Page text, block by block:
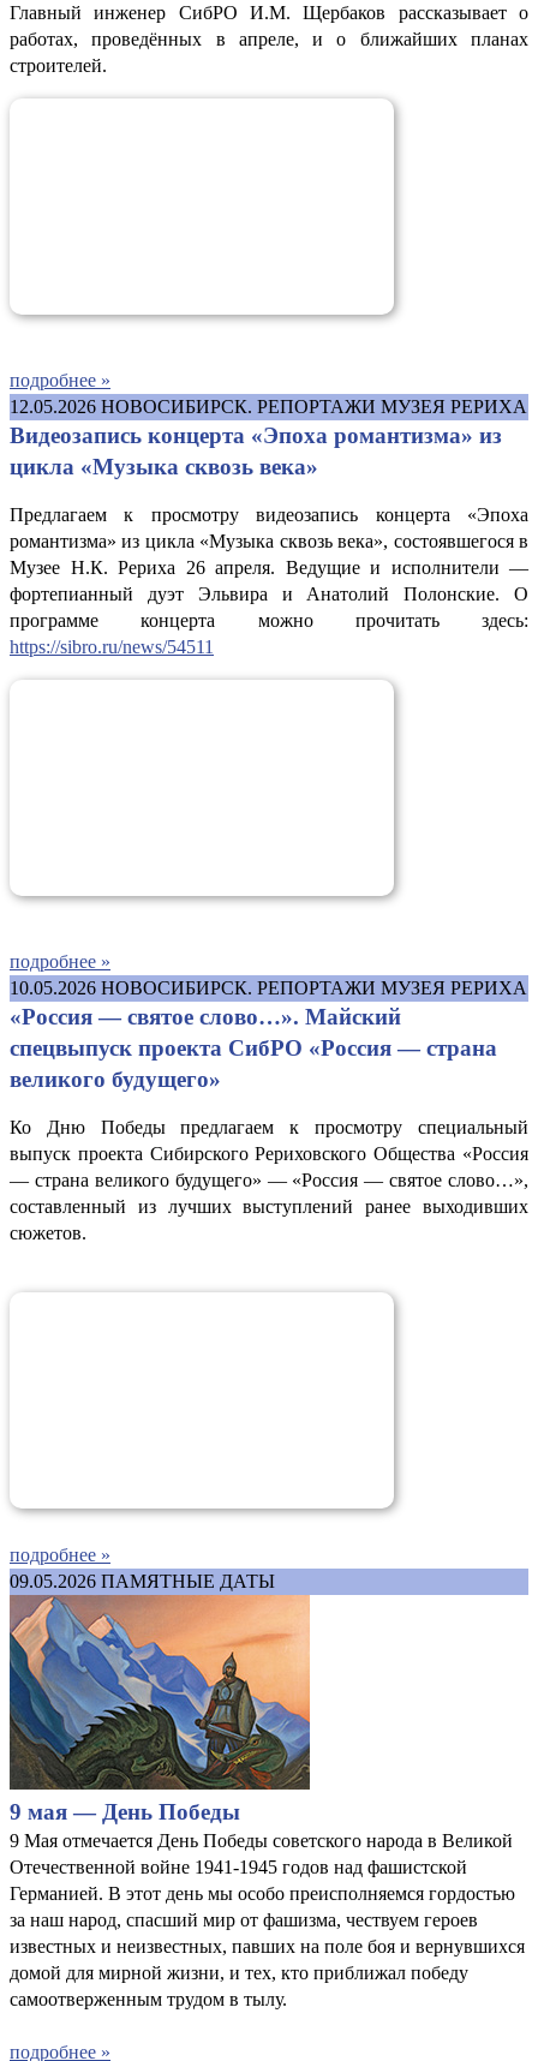
Главный инженер СибРО И.М. Щербаков рассказывает о
работах, проведённых в апреле, и о ближайших планах
строителей.
подробнее »
12.05.2026 НОВОСИБИРСК. РЕПОРТАЖИ МУЗЕЯ РЕРИХА
Видеозапись концерта «Эпоха романтизма» из
цикла «Музыка сквозь века»
Предлагаем к просмотру видеозапись концерта «Эпоха
романтизма» из цикла «Музыка сквозь века», состоявшегося в
Музее Н.К. Рериха 26 апреля. Ведущие и исполнители —
фортепианный дуэт Эльвира и Анатолий Полонские. О
программе концерта можно прочитать здесь:
https://sibro.ru/news/54511
подробнее »
10.05.2026 НОВОСИБИРСК. РЕПОРТАЖИ МУЗЕЯ РЕРИХА
«Россия — святое слово…». Майский
спецвыпуск проекта СибРО «Россия — страна
великого будущего»
Ко Дню Победы предлагаем к просмотру специальный
выпуск проекта Сибирского Рериховского Общества «Россия
— страна великого будущего» — «Россия — святое слово…»,
составленный из лучших выступлений ранее выходивших
сюжетов.
подробнее »
09.05.2026 ПАМЯТНЫЕ ДАТЫ
9 мая — День Победы
9 Мая отмечается День Победы советского народа в Великой
Отечественной войне 1941-1945 годов над фашистской
Германией. В этот день мы особо преисполняемся гордостью
за наш народ, спасший мир от фашизма, чествуем героев
известных и неизвестных, павших на поле боя и вернувшихся
домой для мирной жизни, и тех, кто приближал победу
самоотверженным трудом в тылу.
подробнее »